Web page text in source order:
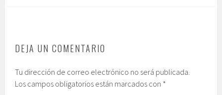
DEJA UN COMENTARIO
Tu dirección de correo electrónico no será publicada.
Los campos obligatorios están marcados con *